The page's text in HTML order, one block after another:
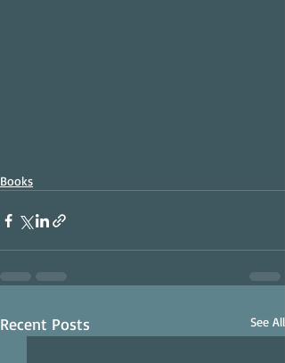
Books
Recent Posts See All